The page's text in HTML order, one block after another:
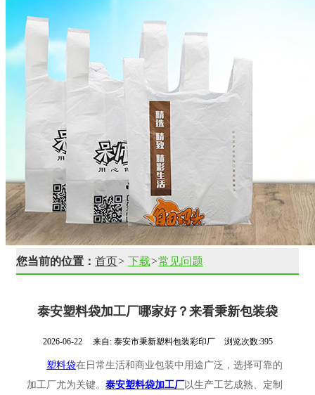
您当前的位置： 首页> 下载>常见问题
泰安塑料袋加工厂哪家好？来看秉新包装袋
2026-06-22 来自: 泰安市秉新塑料包装彩印厂 浏览次数:395
塑料袋在日常生活和商业包装中用途广泛，选择可靠的
加工厂尤为关键。 泰安塑料袋加工厂以生产工艺成熟、定制